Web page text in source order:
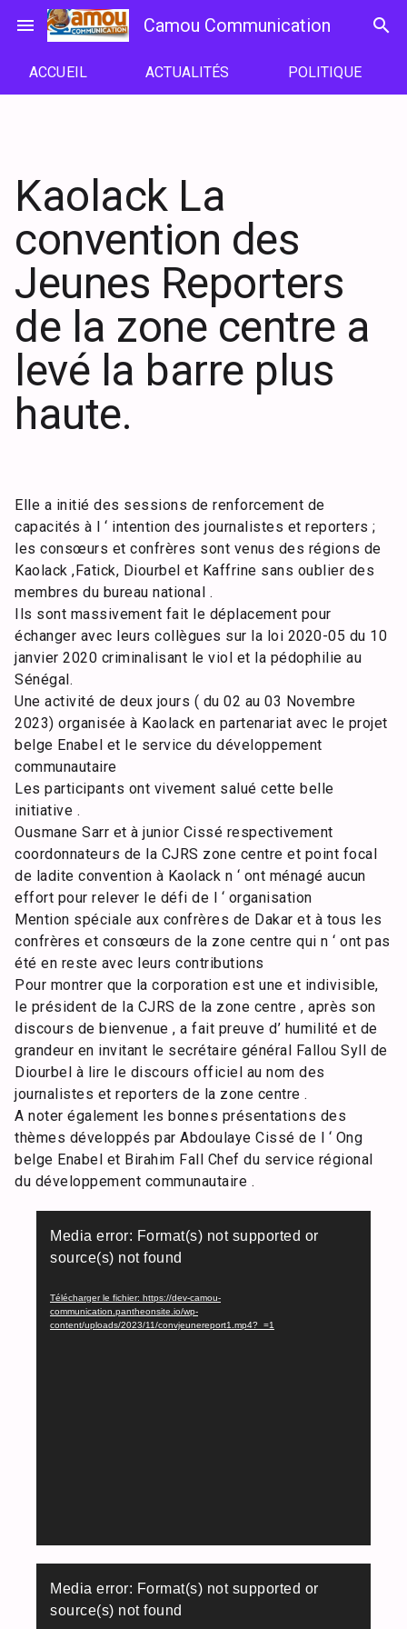
menu Camou Communication search
ACCUEIL ACTUALITÉS POLITIQUE
Kaolack La
convention des
Jeunes Reporters
de la zone centre a
levé la barre plus
haute.
Elle a initié des sessions de renforcement de
capacités à l ‘ intention des journalistes et reporters ;
les consœurs et confrères sont venus des régions de
Kaolack ,Fatick, Diourbel et Kaffrine sans oublier des
membres du bureau national .
Ils sont massivement fait le déplacement pour
échanger avec leurs collègues sur la loi 2020-05 du 10
janvier 2020 criminalisant le viol et la pédophilie au
Sénégal.
Une activité de deux jours ( du 02 au 03 Novembre
2023) organisée à Kaolack en partenariat avec le projet
belge Enabel et le service du développement
communautaire
Les participants ont vivement salué cette belle
initiative .
Ousmane Sarr et à junior Cissé respectivement
coordonnateurs de la CJRS zone centre et point focal
de ladite convention à Kaolack n ‘ ont ménagé aucun
effort pour relever le défi de l ‘ organisation
Mention spéciale aux confrères de Dakar et à tous les
confrères et consœurs de la zone centre qui n ‘ ont pas
été en reste avec leurs contributions
Pour montrer que la corporation est une et indivisible,
le président de la CJRS de la zone centre , après son
discours de bienvenue , a fait preuve d’ humilité et de
grandeur en invitant le secrétaire général Fallou Syll de
Diourbel à lire le discours officiel au nom des
journalistes et reporters de la zone centre .
A noter également les bonnes présentations des
thèmes développés par Abdoulaye Cissé de l ‘ Ong
belge Enabel et Birahim Fall Chef du service régional
du développement communautaire .
vidéo
Media error: Format(s) not supported or
source(s) not found
Télécharger le fichier: https://dev-camou-
communication.pantheonsite.io/wp-
content/uploads/2023/11/convjeunereport1.mp4?_=1
vidéo
Media error: Format(s) not supported or
source(s) not found